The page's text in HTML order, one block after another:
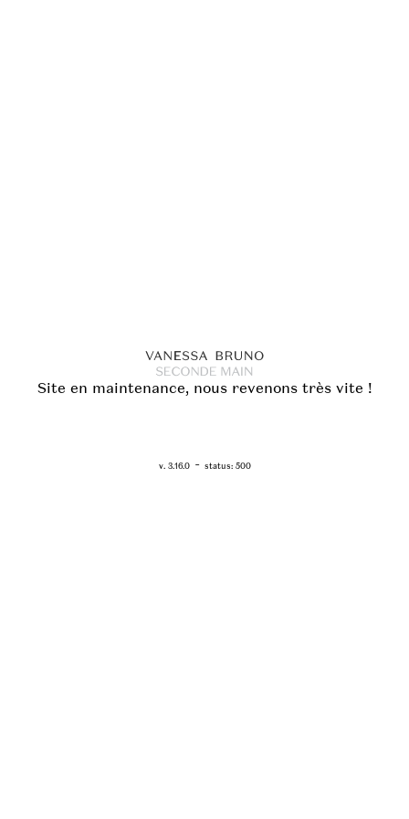
Site en maintenance, nous revenons très vite !
v. 3.16.0- status: 500